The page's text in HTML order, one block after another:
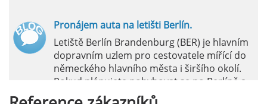
Pronájem auta na letišti Berlín.
Letiště Berlín Brandenburg (BER) je hlavním
dopravním uzlem pro cestovatele mířící do
německého hlavního města i širšího okolí.
Pokud plánujete pohybovat se po Berlíně a
okolních regionech bez omezení, pronájem